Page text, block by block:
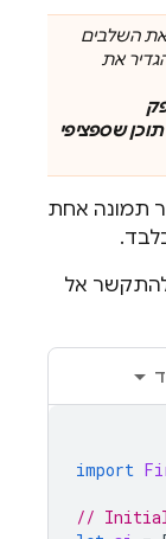
השלבים
את
שספציפי
תמונה אחת
אל
import
//